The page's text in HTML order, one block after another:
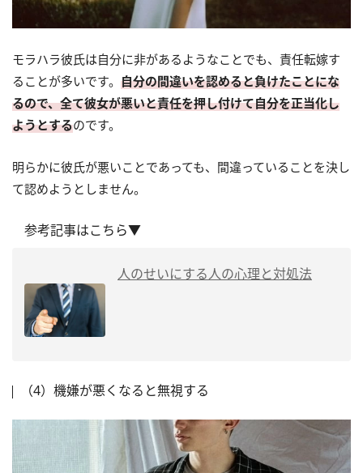
モラハラ彼氏は自分に非があるようなことでも、責任転嫁す
ることが多いです。 自分の間違いを認めると負けたことにな
るので、全て彼女が悪いと責任を押し付けて自分を正当化し
ようとするのです。
明らかに彼氏が悪いことであっても、間違っていることを決し
て認めようとしません。
参考記事はこちら▼
人のせいにする人の心理と対処法
（4）機嫌が悪くなると無視する